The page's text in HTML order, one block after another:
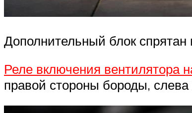
Дополнительный блок спрятан
Реле включения вентилятора
правой стороны бороды, слева